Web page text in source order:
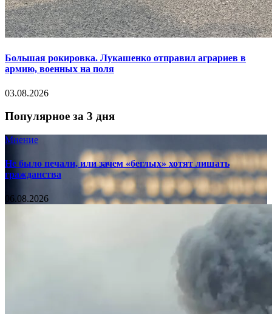
Большая рокировка. Лукашенко отправил аграриев в
армию, военных на поля
03.08.2026
Популярное за 3 дня
Мнение
Не было печали, или зачем «беглых» хотят лишать
гражданства
06.08.2026